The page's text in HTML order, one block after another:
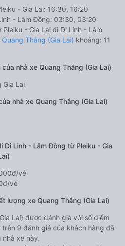
- Gia Lai: 16:30, 16:20
- Lâm Đồng: 03:30, 03:20
- Gia Lai đi Di Linh - Lâm
Quang Thắng (Gia Lai) khoảng: 11
nhà xe Quang Thắng (Gia Lai)
Gia Lai
nhà xe Quang Thắng (Gia Lai)
Di Linh - Lâm Đồng từ Pleiku - Gia
vé
vé
lượng xe Quang Thắng (Gia Lai)
Lai) được đánh giá với số điểm
9 đánh giá của khách hàng đã
nhà xe này.